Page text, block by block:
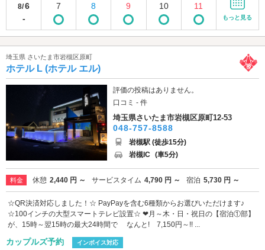
8/6
-
7 8 9 10 11
もっと見る
埼玉県 さいたま市岩槻区原町
ホテル L (ホテル エル)
評価の投稿はありません。
口コミ - 件
埼玉県さいたま市岩槻区原町12-53
048-757-8588
岩槻駅 (徒歩15分)
岩槻IC (車5分)
料金 休憩 2,440 円 ～ サービスタイム 4,790 円 ～ 宿泊 5,730 円 ～
☆QR決済対応しました！☆ PayPayを含む6種類からお選びいただけます♪
☆100インチの大型スマートテレビ設置☆ ❤月～木・日・祝日の【宿泊①部】
が、15時～翌15時の最大24時間で なんと! 7,150円～!! ...
カップルズ予約 インボイス対応